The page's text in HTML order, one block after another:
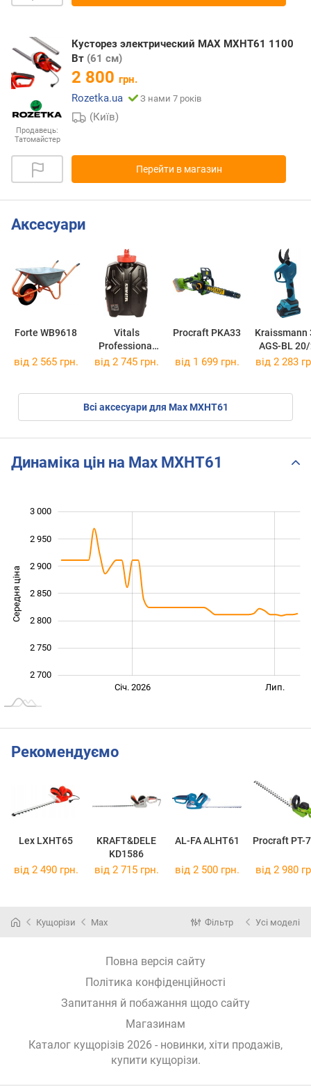
Продавець:
Татомайстер
Кусторез электрический MAX MXHT61 1100
Вт (61 см)
2 800 грн.
Rozetka.ua
З нами 7 років
(Київ)
Перейти в магазин
Аксесуари
Forte WB9618
Vitals
Professional
Sm 312omb Kit
Procraft PKA33
Kraissmann
AGS-BL
від 2 565 грн. від 2 745 грн. від 1 699 грн. від 2 283
Всі аксесуари для Max MXHT61
Динаміка цін на Max MXHT61
Середня ціна 2 700
2 700
2 750
2 800
2 850
2 900
2 950
3 000
Січ. 2026 Лип.
Рекомендуємо
Lex LXHT65
KRAFT&DELE
KD1586
AL-FA ALHT61 Procraft PT-
від 2 490 грн. від 2 715 грн. від 2 500 грн. від 2 980
Кущорізи Max Фільтр Усі моделі
Повна версія сайту
Політика конфіденційності
Запитання й побажання щодо сайту
Магазинам
Каталог кущорізів 2026 - новинки, хіти продажів,
купити кущорізи.